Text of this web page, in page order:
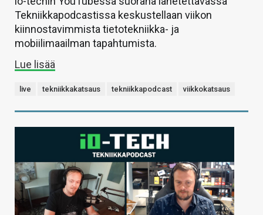
Tekniikkapodcastissa keskustellaan viikon
kiinnostavimmista tietotekniikka- ja
mobiilimaailman tapahtumista.
Lue lisää
live tekniikkakatsaus tekniikkapodcast viikkokatsaus